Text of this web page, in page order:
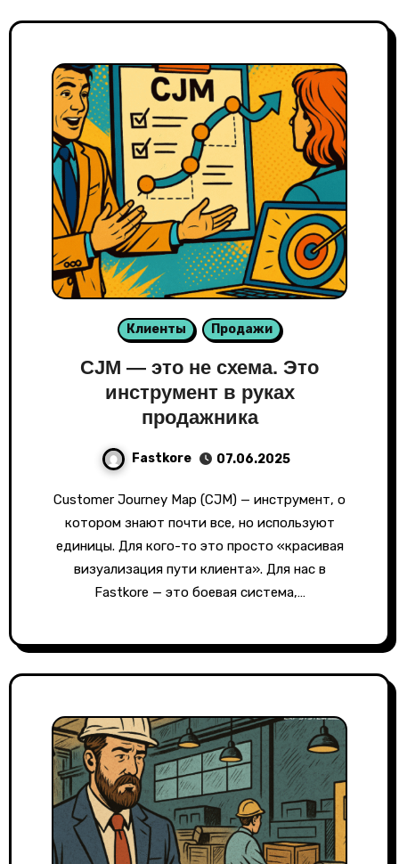
Клиенты Продажи
CJM — это не схема. Это
инструмент в руках
продажника
Fastkore 07.06.2025
Customer Journey Map (CJM) — инструмент, о
котором знают почти все, но используют
единицы. Для кого-то это просто «красивая
визуализация пути клиента». Для нас в
Fastkore — это боевая система,…